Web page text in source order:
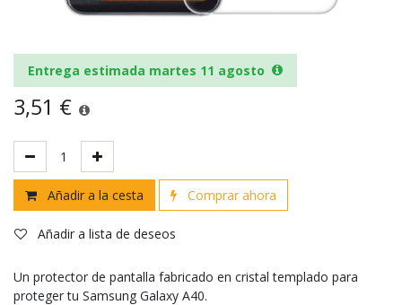
Entrega estimada martes 11 agosto
3,51 €
Añadir a la cesta Comprar ahora
Añadir a lista de deseos
Un protector de pantalla fabricado en cristal templado para
proteger tu Samsung Galaxy A40.